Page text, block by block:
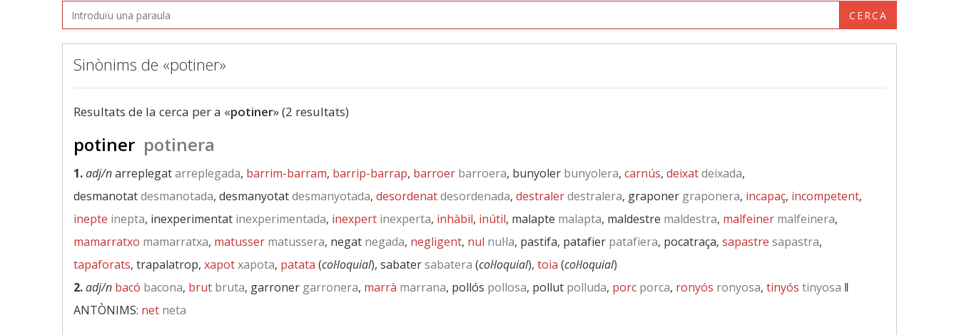
CERCA
Sinònims de «potiner»
Resultats de la cerca per a «potiner» (2 resultats)
potiner potinera
1.adj/narreplegatarreplegada, barrim-barram, barrip-barrap, barroer barroera, bunyoler bunyolera, carnús, deixatdeixada,
desmanotatdesmanotada, desmanyotatdesmanyotada, desordenatdesordenada, destralerdestralera, graponer graponera, incapaç, incompetent,
inepte inepta, inexperimentat inexperimentada, inexpert inexperta, inhàbil, inútil, malapte malapta, maldestre maldestra, malfeiner malfeinera,
mamarratxo mamarratxa, matusser matussera, negat negada, negligent, nul nul·la, pastifa, patafier patafiera, pocatraça, sapastre sapastra,
tapaforats, trapalatrop, xapotxapota, patata (col·loquial), sabatersabatera (col·loquial), toia (col·loquial)
2.adj/n bacó bacona, brut bruta, garroner garronera, marrà marrana, pollós pollosa, pollut polluda, porc porca, ronyós ronyosa, tinyós tinyosa ‖
ANTÒNIMS: net neta